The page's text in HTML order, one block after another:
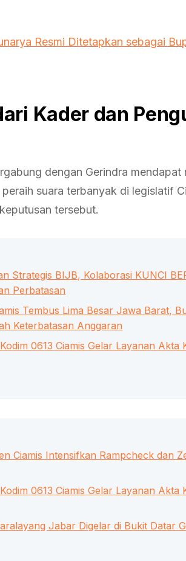
Resmi Ditetapkan sebagai
Kader dan
dengan Gerindra
suara terbanyak di legislatif
tersebut.
Strategis BIJB, Kolaborasi KUNCI
Perbatasan
Tembus Lima Besar Jawa Barat,
Keterbatasan Anggaran
0613 Ciamis Gelar Layanan Akta
Ciamis Intensifkan Rampcheck dan
0613 Ciamis Gelar Layanan Akta
Jabar Digelar di Bukit Datar